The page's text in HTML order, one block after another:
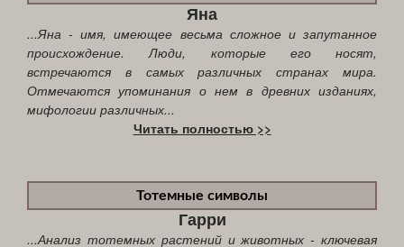
Яна
...Яна - имя, имеющее весьма сложное и запутанное
происхождение. Люди, которые его носят,
встречаются в самых различных странах мира.
Отмечаются упоминания о нем в древних изданиях,
мифологии различных...
Читать полностью >>
Тотемные символы
Гарри
...Анализ тотемных растений и животных - ключевая